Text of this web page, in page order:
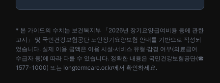
* 본 가이드의 수치는 보건복지부 「2026년 장기요양급여비용 등에 관한
고시」 및 국민건강보험공단 노인장기요양보험 안내를 기반으로 작성되
었습니다. 실제 이용 금액은 이용 시설·서비스 유형·감경 여부(의료급여
수급자 등)에 따라 다를 수 있습니다. 정확한 내용은 국민건강보험공단(☎
1577-1000) 또는 longtermcare.or.kr에서 확인하세요.